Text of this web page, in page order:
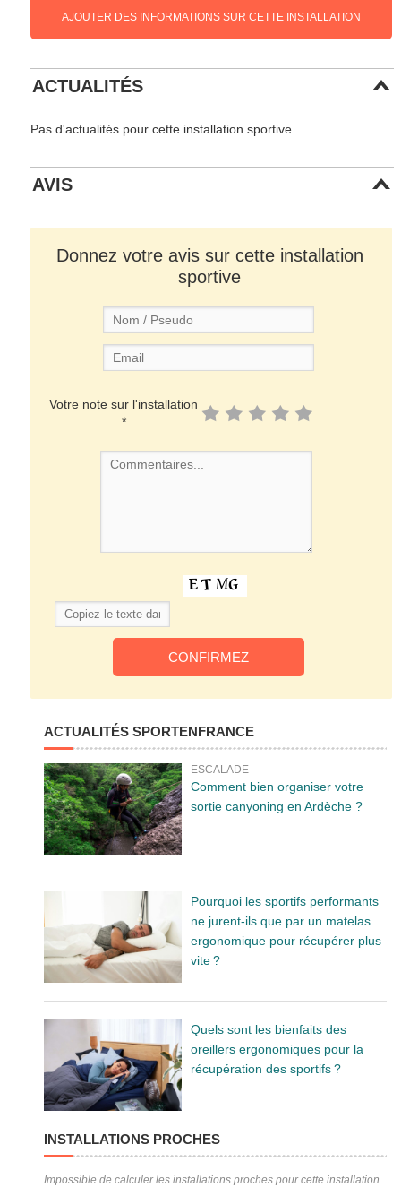
AJOUTER DES INFORMATIONS SUR CETTE INSTALLATION
ACTUALITÉS
Pas d'actualités pour cette installation sportive
AVIS
Donnez votre avis sur cette installation
sportive
Votre note sur l'installation
*
ACTUALITÉS SPORTENFRANCE
ESCALADE
Comment bien organiser votre
sortie canyoning en Ardèche ?
Pourquoi les sportifs performants
ne jurent-ils que par un matelas
ergonomique pour récupérer plus
vite ?
Quels sont les bienfaits des
oreillers ergonomiques pour la
récupération des sportifs ?
INSTALLATIONS PROCHES
Impossible de calculer les installations proches pour cette installation.